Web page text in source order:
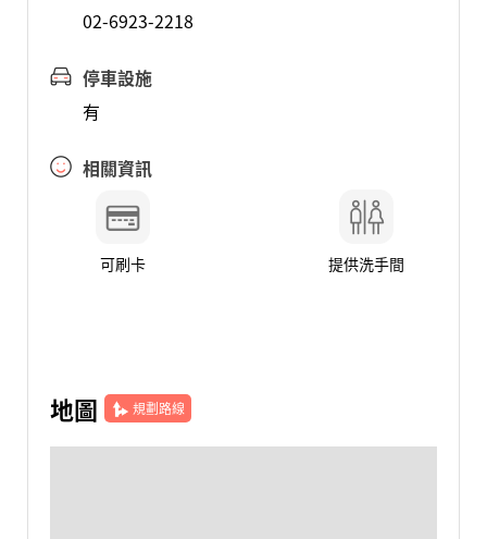
02-6923-2218
停車設施
有
相關資訊
可刷卡 提供洗手間
地圖 規劃路線